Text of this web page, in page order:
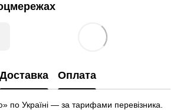
Доставка Оплата
по Україні — за тарифами перевізника.